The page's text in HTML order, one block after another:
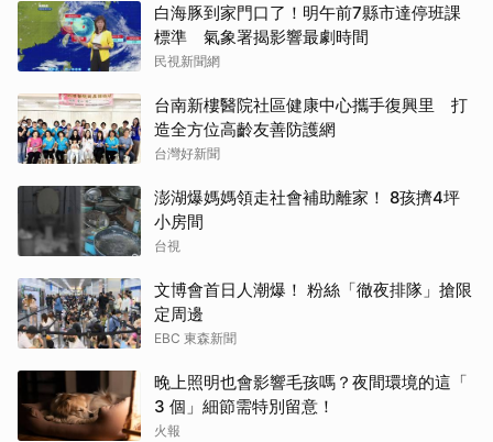
白海豚到家門口了！明午前7縣市達停班課
標準 氣象署揭影響最劇時間
民視新聞網
台南新樓醫院社區健康中心攜手復興里 打
造全方位高齡友善防護網
台灣好新聞
澎湖爆媽媽領走社會補助離家！ 8孩擠4坪
小房間
台視
文博會首日人潮爆！ 粉絲「徹夜排隊」搶限
定周邊
EBC 東森新聞
晚上照明也會影響毛孩嗎？夜間環境的這「
3 個」細節需特別留意！
火報